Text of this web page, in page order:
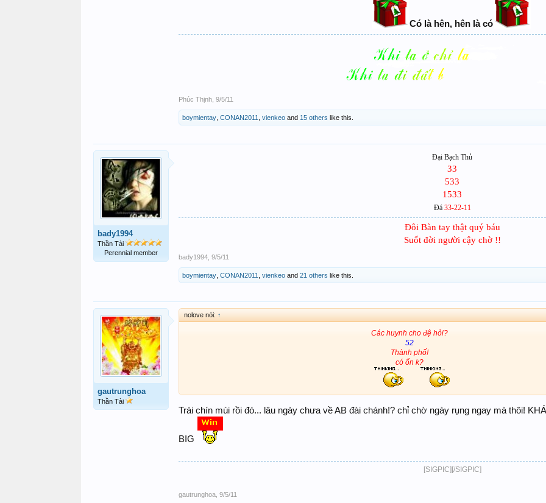
Có là hên, hên là có
Phúc Thịnh 9/5/11
boymientay CONAN2011 vienkeo and 15 others like this.
bady1994
Thần Tài
Perennial member
Đại Bạch Thủ
33
533
1533
Đá 33-22-11
Đôi Bàn tay thật quý báu
Suốt đời người cậy chờ !!​
bady1994 9/5/11
boymientay CONAN2011 vienkeo and 21 others like this.
gautrunghoa
Thần Tài
nolove nói: ↑
Các huynh cho đệ hỏi?
52
Thành phố!
có ổn k?
Trái chín mùi rồi đó... lâu ngày chưa về AB đài chánh!? chỉ chờ ngày rụng ngay mà thôi!
BIG
[SIGPIC][/SIGPIC]
gautrunghoa 9/5/11